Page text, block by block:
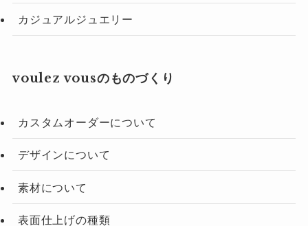
カジュアルジュエリー
voulez vousのものづくり
カスタムオーダーについて
デザインについて
素材について
表面仕上げの種類